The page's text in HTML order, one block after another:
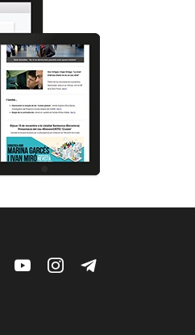
Facebook
YouTubeInstagram